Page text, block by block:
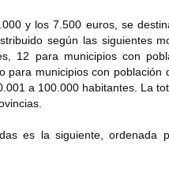
y los 7.500 euros, se
según las siguientes
12 para municipios con
para municipios con
a 100.000 habitantes. La
es la siguiente, ordenada